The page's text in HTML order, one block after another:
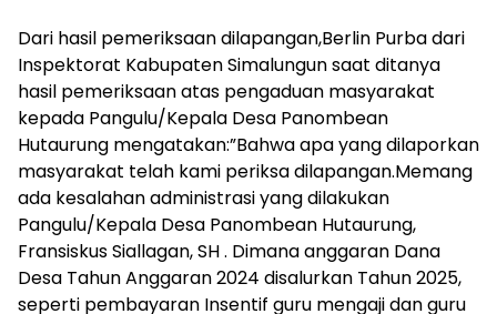
Dari hasil pemeriksaan dilapangan,Berlin Purba dari
Inspektorat Kabupaten Simalungun saat ditanya
hasil pemeriksaan atas pengaduan masyarakat
kepada Pangulu/Kepala Desa Panombean
Hutaurung mengatakan:”Bahwa apa yang dilaporkan
masyarakat telah kami periksa dilapangan.Memang
ada kesalahan administrasi yang dilakukan
Pangulu/Kepala Desa Panombean Hutaurung,
Fransiskus Siallagan, SH . Dimana anggaran Dana
Desa Tahun Anggaran 2024 disalurkan Tahun 2025,
seperti pembayaran Insentif guru mengaji dan guru